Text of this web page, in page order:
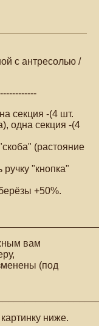
с антресолью /
секция -(4 шт.
одна секция -(4
(растояние
"кнопка"
+50%.
вам
(под
ниже.